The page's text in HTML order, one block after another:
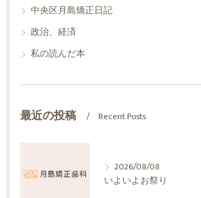
中央区月島矯正日記
政治、経済
私の読んだ本
最近の投稿 Recent Posts
2026/08/08
いよいよお祭り